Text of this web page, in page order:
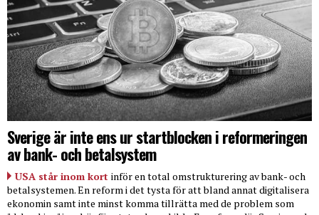
Sverige är inte ens ur startblocken i reformeringen
av bank- och betalsystem
USA står inom kort inför en total omstrukturering av bank- och
betalsystemen. En reform i det tysta för att bland annat digitalisera
ekonomin samt inte minst komma tillrätta med de problem som